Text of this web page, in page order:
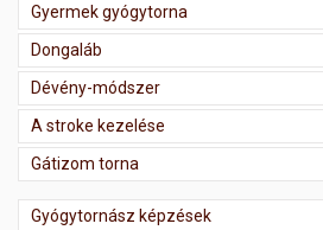
Gyermek gyógytorna
Dongaláb
Dévény-módszer
A stroke kezelése
Gátizom torna
Gyógytornász képzések